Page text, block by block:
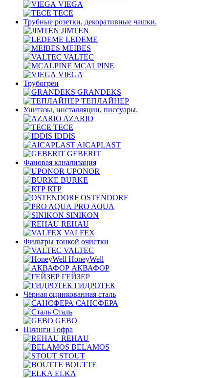
VIEGA
TECE
Трубные розетки, декоративные чашки.
JIMTEN
LEDEME
MEIBES
VALTEC
MCALPINE
VIEGA
Трубогреи
GRANDEKS
ТЕПЛАЙНЕР
Унитазы, инсталляции, писсуары.
AZARIO
TECE
IDDIS
AICAPLAST
GEBERIT
Фановая канализация
UPONOR
BURKE
RTP
OSTENDORF
PRO AQUA
SINIKON
REHAU
VALFEX
Фильтры тонкой очистки
VALTEC
HoneyWell
АКВАФОР
ГЕЙЗЕР
ГИДРОТЕК
Чёрная оцинкованная сталь
САНСФЕРА
Сталь
GEBO
Шланги Гофра
REHAU
BELAMOS
STOUT
BOUTTE
ELKA